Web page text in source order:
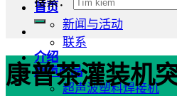
首页
新闻与活动
联系
介绍
超声产品
超声波塑料焊接机
康普茶灌装机